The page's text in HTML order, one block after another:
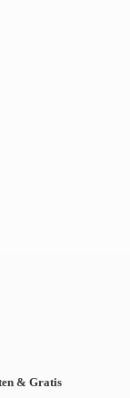
& Gratis